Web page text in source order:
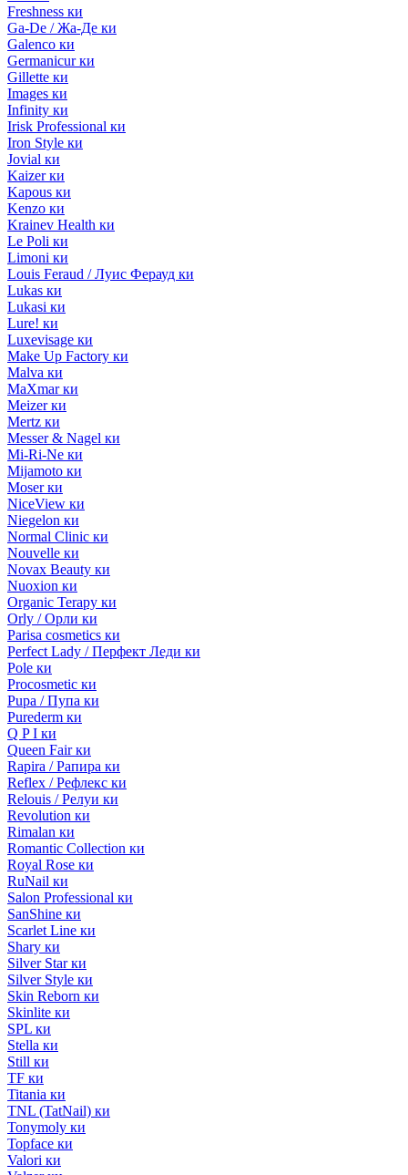
Freshness ки
Ga-De / Жа-Де ки
Galenco ки
Germanicur ки
Gillette ки
Images ки
Infinity ки
Irisk Professional ки
Iron Style ки
Jovial ки
Kaizer ки
Kapous ки
Kenzo ки
Krainev Health ки
Le Poli ки
Limoni ки
Louis Feraud / Луис Ферауд ки
Lukas ки
Lukasi ки
Lure! ки
Luxevisage ки
Make Up Factory ки
Malva ки
MaXmar ки
Meizer ки
Mertz ки
Messer & Nagel ки
Mi-Ri-Ne ки
Mijamoto ки
Moser ки
NiceView ки
Niegelon ки
Normal Clinic ки
Nouvelle ки
Novax Beauty ки
Nuoxion ки
Organic Terapy ки
Orly / Орли ки
Parisa cosmetics ки
Perfect Lady / Перфект Леди ки
Pole ки
Procosmetic ки
Pupa / Пупа ки
Purederm ки
Q P I ки
Queen Fair ки
Rapira / Рапира ки
Reflex / Рефлекс ки
Relouis / Релуи ки
Revolution ки
Rimalan ки
Romantic Collection ки
Royal Rose ки
RuNail ки
Salon Professional ки
SanShine ки
Scarlet Line ки
Shary ки
Silver Star ки
Silver Style ки
Skin Reborn ки
Skinlite ки
SPL ки
Stella ки
Still ки
TF ки
Titania ки
TNL (TatNail) ки
Tonymoly ки
Topface ки
Valori ки